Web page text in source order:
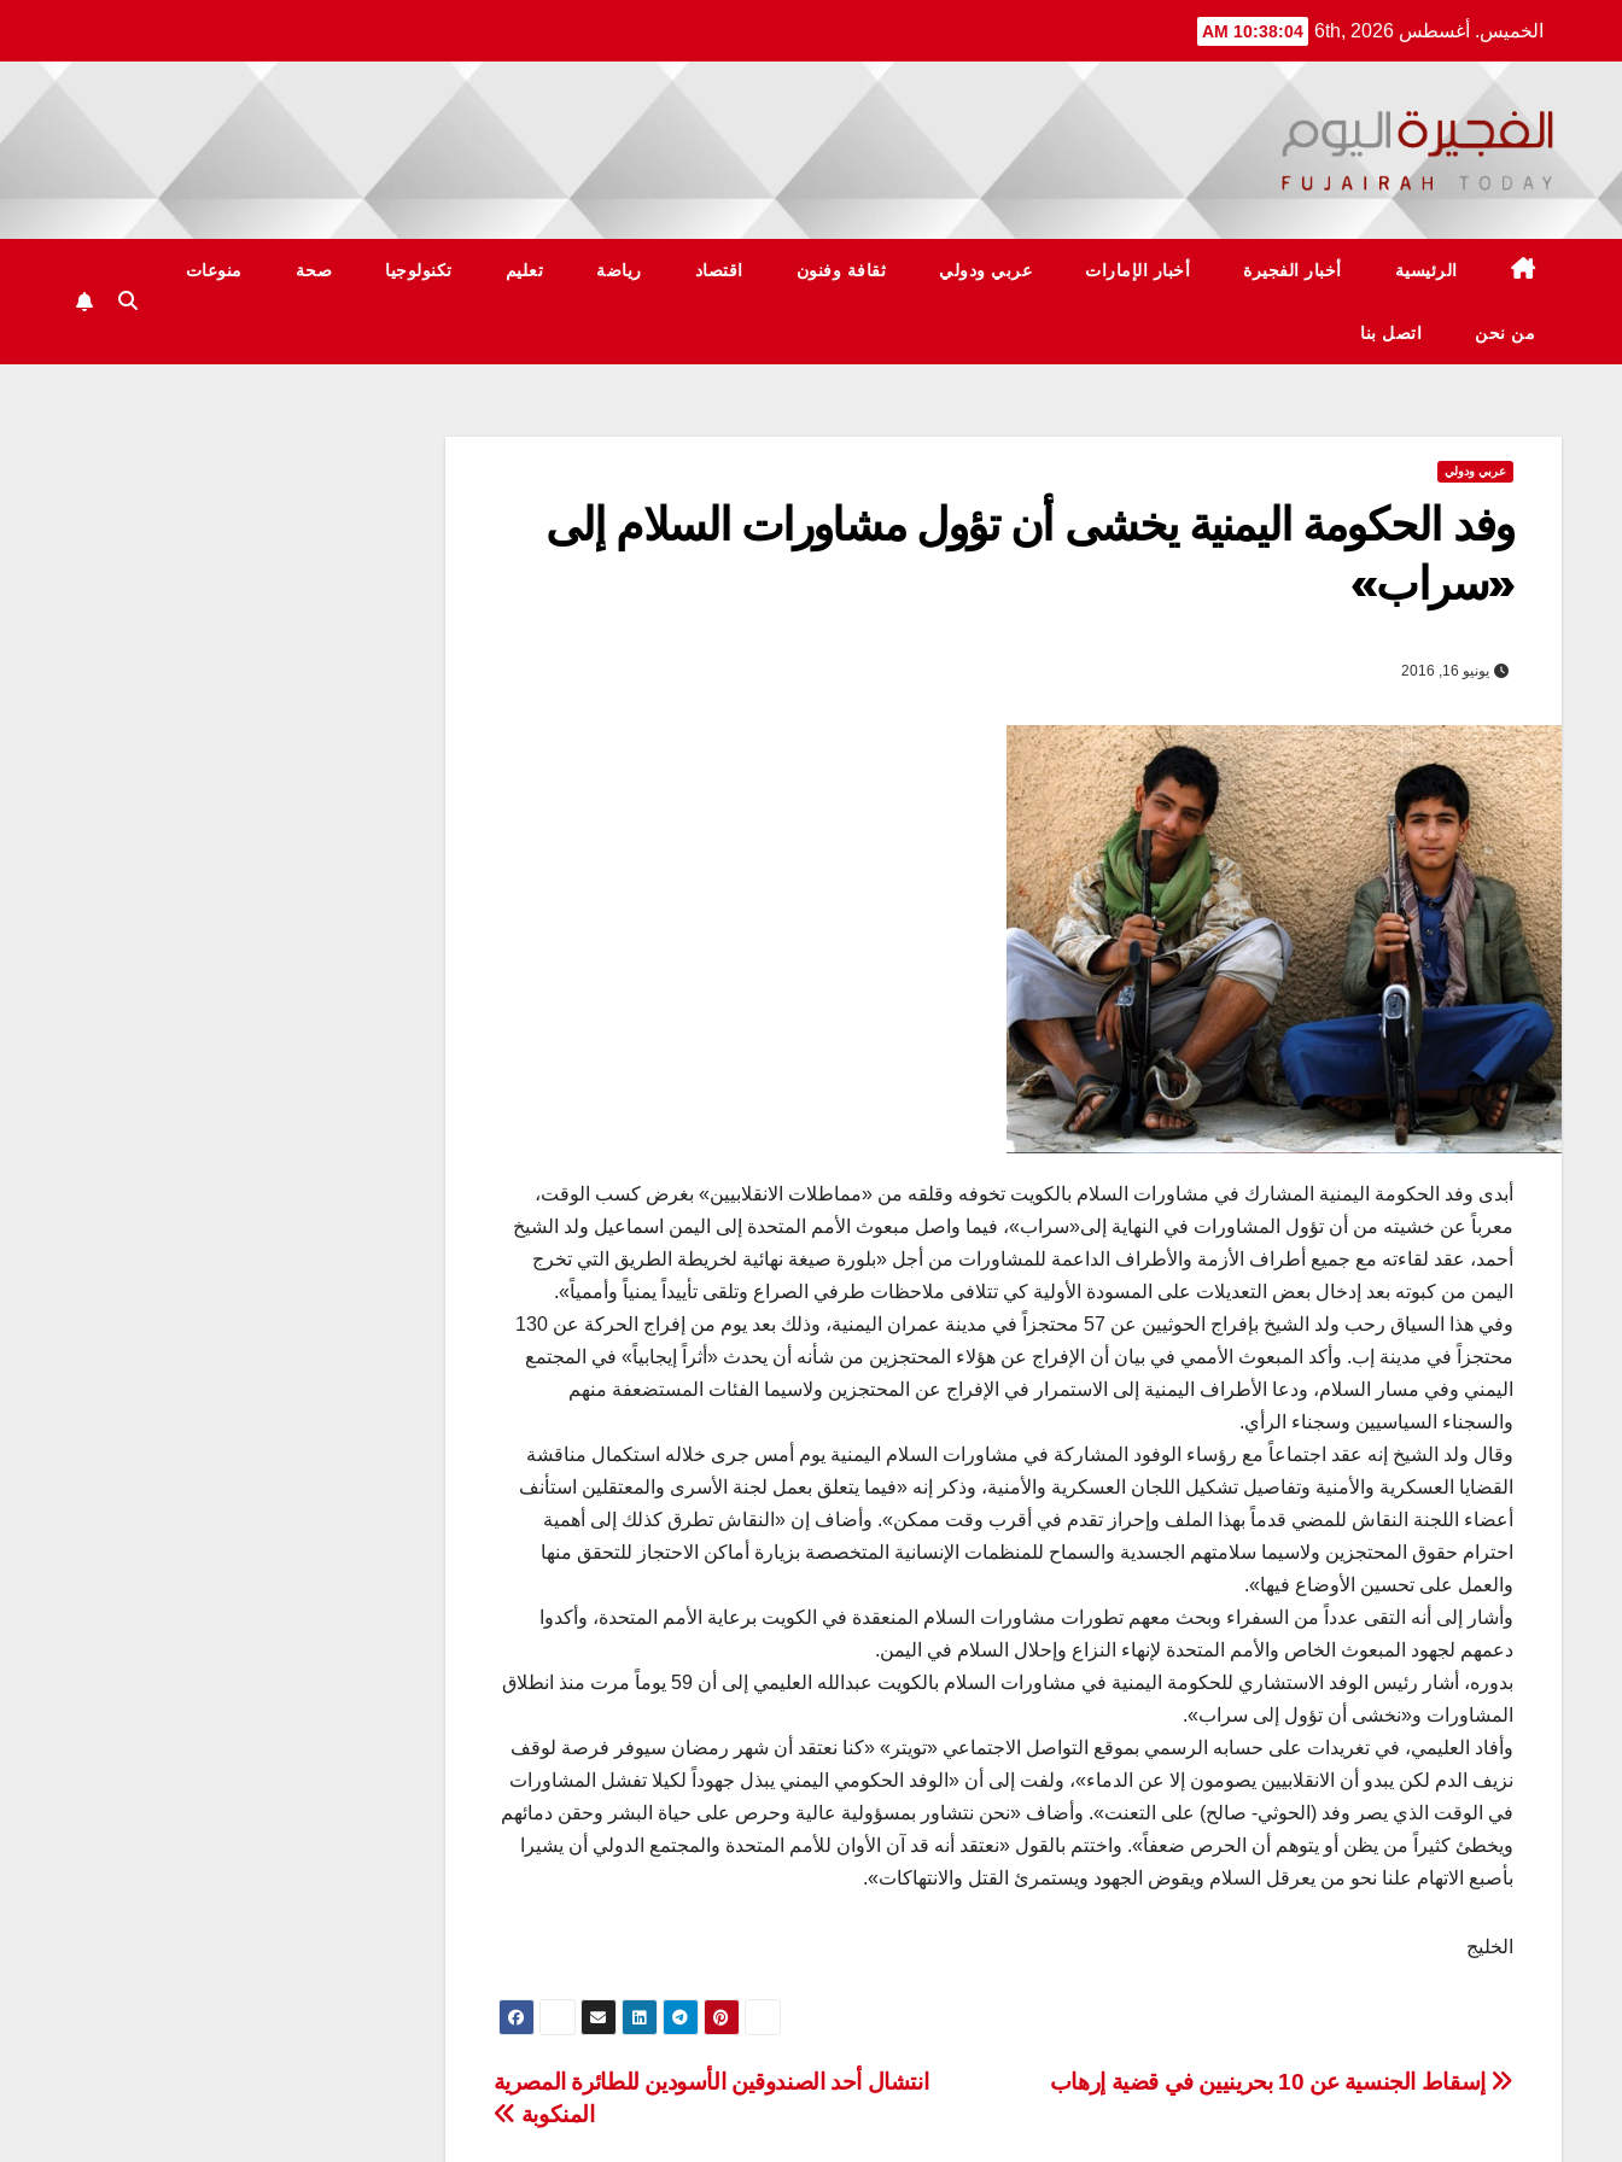
الخميس. أغسطس 6th, 2026 10:38:04 AM
الرئيسية أخبار الفجيرة أخبار الإمارات عربي ودولي ثقافة وفنون اقتصاد رياضة تعليم تكنولوجيا صحة منوعات
من نحن اتصل بنا
عربي ودولي
وفد الحكومة اليمنية يخشى أن تؤول مشاورات السلام إلى
«سراب»
يونيو 16, 2016
أبدى وفد الحكومة اليمنية المشارك في مشاورات السلام بالكويت تخوفه وقلقه من «مماطلات الانقلابيين» بغرض كسب الوقت،
معرباً عن خشيته من أن تؤول المشاورات في النهاية إلى«سراب»، فيما واصل مبعوث الأمم المتحدة إلى اليمن اسماعيل ولد الشيخ
أحمد، عقد لقاءته مع جميع أطراف الأزمة والأطراف الداعمة للمشاورات من أجل «بلورة صيغة نهائية لخريطة الطريق التي تخرج
اليمن من كبوته بعد إدخال بعض التعديلات على المسودة الأولية كي تتلافى ملاحظات طرفي الصراع وتلقى تأييداً يمنياً وأممياً».
وفي هذا السياق رحب ولد الشيخ بإفراج الحوثيين عن 57 محتجزاً في مدينة عمران اليمنية، وذلك بعد يوم من إفراج الحركة عن 130
محتجزاً في مدينة إب. وأكد المبعوث الأممي في بيان أن الإفراج عن هؤلاء المحتجزين من شأنه أن يحدث «أثراً إيجابياً» في المجتمع
اليمني وفي مسار السلام، ودعا الأطراف اليمنية إلى الاستمرار في الإفراج عن المحتجزين ولاسيما الفئات المستضعفة منهم
والسجناء السياسيين وسجناء الرأي.
وقال ولد الشيخ إنه عقد اجتماعاً مع رؤساء الوفود المشاركة في مشاورات السلام اليمنية يوم أمس جرى خلاله استكمال مناقشة
القضايا العسكرية والأمنية وتفاصيل تشكيل اللجان العسكرية والأمنية، وذكر إنه «فيما يتعلق بعمل لجنة الأسرى والمعتقلين استأنف
أعضاء اللجنة النقاش للمضي قدماً بهذا الملف وإحراز تقدم في أقرب وقت ممكن». وأضاف إن «النقاش تطرق كذلك إلى أهمية
احترام حقوق المحتجزين ولاسيما سلامتهم الجسدية والسماح للمنظمات الإنسانية المتخصصة بزيارة أماكن الاحتجاز للتحقق منها
والعمل على تحسين الأوضاع فيها».
وأشار إلى أنه التقى عدداً من السفراء وبحث معهم تطورات مشاورات السلام المنعقدة في الكويت برعاية الأمم المتحدة، وأكدوا
دعمهم لجهود المبعوث الخاص والأمم المتحدة لإنهاء النزاع وإحلال السلام في اليمن.
بدوره، أشار رئيس الوفد الاستشاري للحكومة اليمنية في مشاورات السلام بالكويت عبدالله العليمي إلى أن 59 يوماً مرت منذ انطلاق
المشاورات و«نخشى أن تؤول إلى سراب».
وأفاد العليمي، في تغريدات على حسابه الرسمي بموقع التواصل الاجتماعي «تويتر» «كنا نعتقد أن شهر رمضان سيوفر فرصة لوقف
نزيف الدم لكن يبدو أن الانقلابيين يصومون إلا عن الدماء»، ولفت إلى أن «الوفد الحكومي اليمني يبذل جهوداً لكيلا تفشل المشاورات
في الوقت الذي يصر وفد (الحوثي- صالح) على التعنت». وأضاف «نحن نتشاور بمسؤولية عالية وحرص على حياة البشر وحقن دمائهم
ويخطئ كثيراً من يظن أو يتوهم أن الحرص ضعفاً». واختتم بالقول «نعتقد أنه قد آن الأوان للأمم المتحدة والمجتمع الدولي أن يشيرا
بأصبع الاتهام علنا نحو من يعرقل السلام ويقوض الجهود ويستمرئ القتل والانتهاكات».
الخليج
تصفّح
انتشال أحد الصندوقين الأسودين للطائرة المصرية
المنكوبة
إسقاط الجنسية عن 10 بحرينيين في قضية إرهاب